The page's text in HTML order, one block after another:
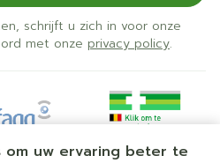
om uw ervaring beter te
schrijft u zich in voor onze
met onze privacy policy.